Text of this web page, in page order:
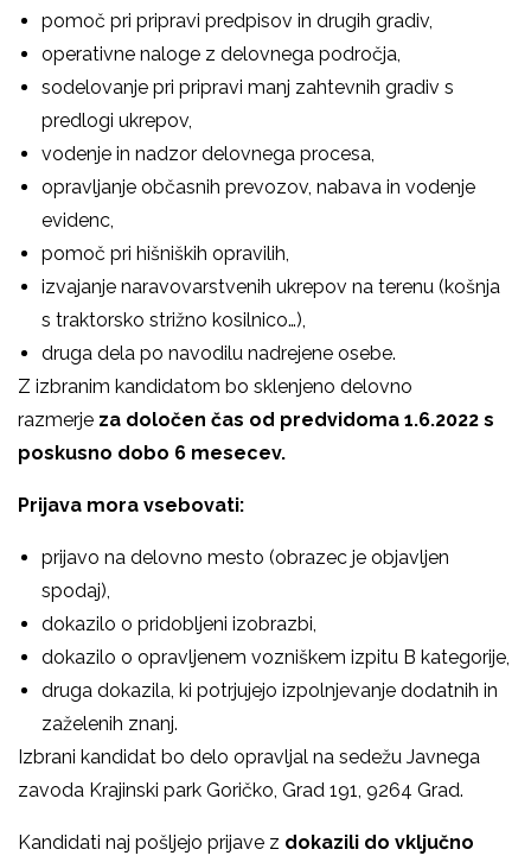
pomoč pri pripravi predpisov in drugih gradiv,
operativne naloge z delovnega področja,
sodelovanje pri pripravi manj zahtevnih gradiv s
predlogi ukrepov,
vodenje in nadzor delovnega procesa,
opravljanje občasnih prevozov, nabava in vodenje
evidenc,
pomoč pri hišniških opravilih,
izvajanje naravovarstvenih ukrepov na terenu (košnja
s traktorsko strižno kosilnico…),
druga dela po navodilu nadrejene osebe.
Z izbranim kandidatom bo sklenjeno delovno
razmerje za določen čas od predvidoma 1.6.2022 s
poskusno dobo 6 mesecev.
Prijava mora vsebovati:
prijavo na delovno mesto (obrazec je objavljen
spodaj),
dokazilo o pridobljeni izobrazbi,
dokazilo o opravljenem vozniškem izpitu B kategorije,
druga dokazila, ki potrjujejo izpolnjevanje dodatnih in
zaželenih znanj.
Izbrani kandidat bo delo opravljal na sedežu Javnega
zavoda Krajinski park Goričko, Grad 191, 9264 Grad.
Kandidati naj pošljejo prijave z dokazili do vključno